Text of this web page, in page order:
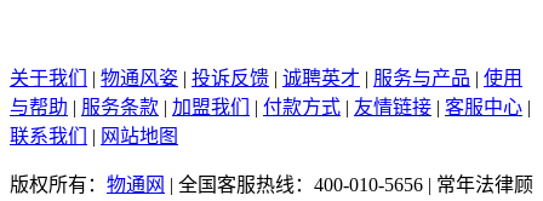
关于我们 | 物通风姿 | 投诉反馈 | 诚聘英才 | 服务与产品 | 使用
与帮助 | 服务条款 | 加盟我们 | 付款方式 | 友情链接 | 客服中心 |
联系我们
| 网站地图
版权所有： 物通网 | 全国客服热线：400-010-5656 | 常年法律顾